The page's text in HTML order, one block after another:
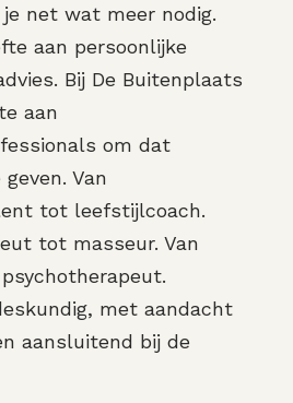
net wat meer nodig.
aan persoonlijke
Bij De Buitenplaats
aan
om dat
Van
tot leefstijlcoach.
tot masseur. Van
met aandacht
aansluitend bij de